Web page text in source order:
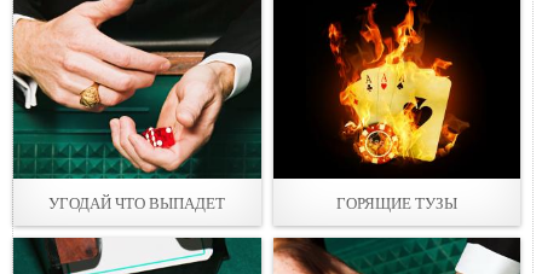
УГОДАЙ ЧТО ВЫПАДЕТ ГОРЯЩИЕ ТУЗЫ